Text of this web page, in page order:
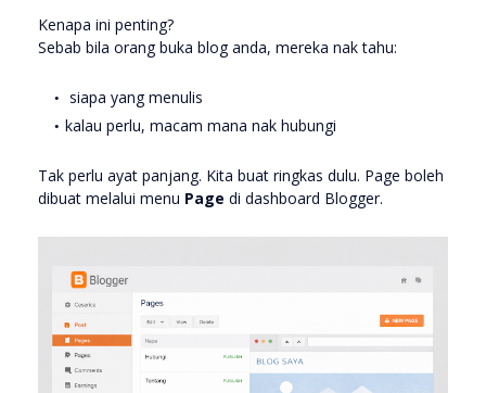
Kenapa ini penting?
Sebab bila orang buka blog anda, mereka nak tahu:
siapa yang menulis
kalau perlu, macam mana nak hubungi
Tak perlu ayat panjang. Kita buat ringkas dulu. Page boleh
dibuat melalui menu Page di dashboard Blogger.